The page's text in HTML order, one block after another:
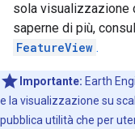
sola visualizzazione
saperne di più,
FeatureView .
Importante: Earth
e la visualizzazione su
pubblica utilità che per